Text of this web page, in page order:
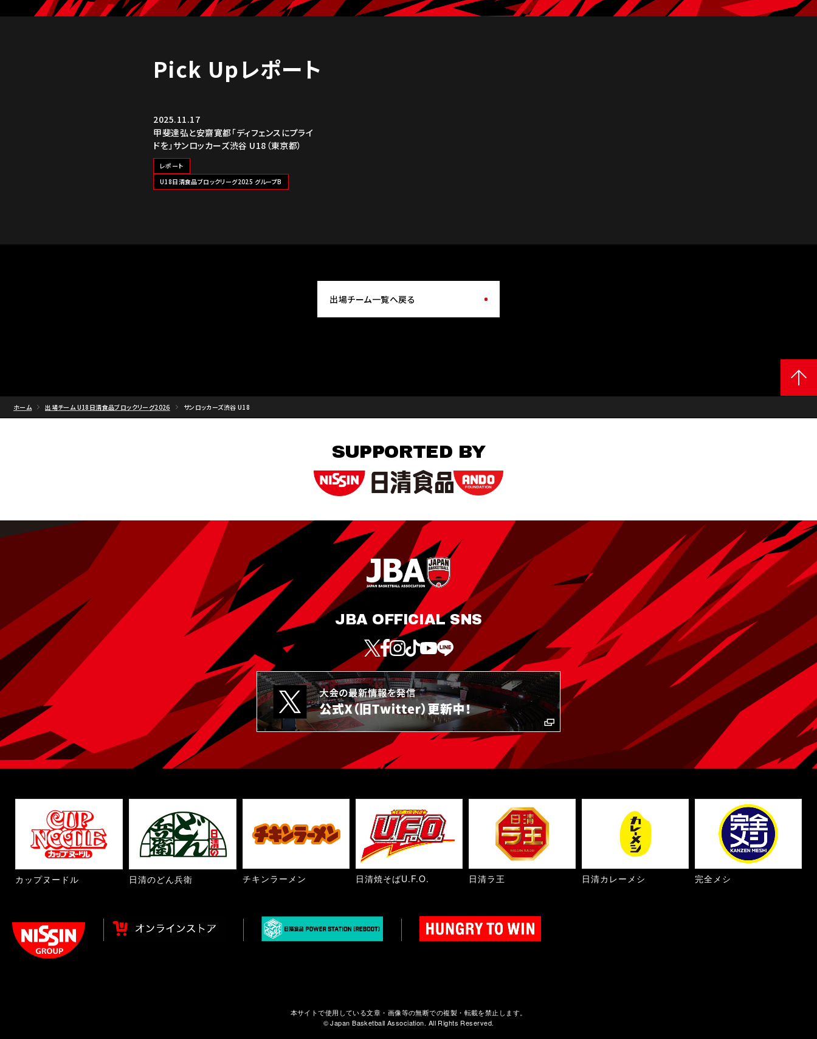
Pick Upレポート
2025.11.17
甲斐達弘と安齋寛都「ディフェンスにプライ
ドを」サンロッカーズ渋谷 U18（東京都）
レポート
U18日清食品ブロックリーグ2025 グループB
出場チーム一覧へ戻る
ホーム 出場チーム U18日清食品ブロックリーグ2026 サンロッカーズ渋谷 U18
SUPPORTED BY
JBA OFFICIAL SNS
カップヌードル 日清のどん兵衛 チキンラーメン 日清焼そばU.F.O. 日清ラ王 日清カレーメシ 完全メシ
本サイトで使用している文章・画像等の無断での複製・転載を禁止します。
© Japan Basketball Association. All Rights Reserved.